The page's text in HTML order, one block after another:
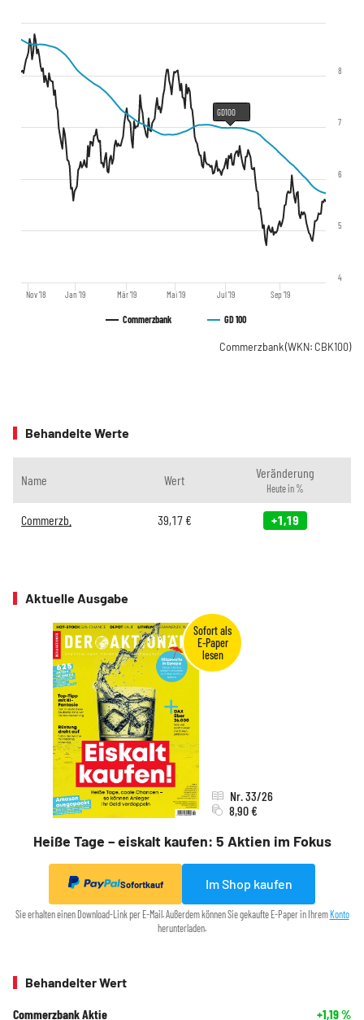
GD100
Commerzbank GD 100
Nov '18 Jan '19 Mär '19 Mai '19 Jul '19 Sep '19
4
5
6
7
8
Commerzbank(WKN: CBK100)
Behandelte Werte
Name Wert Veränderung
Heute in %
Commerzb. 39,17€ +1,19
Aktuelle Ausgabe
Heiße Tage – eiskalt kaufen: 5 Aktien im Fokus
Nr. 33/26
8,90 €
Sofortkauf Im Shop kaufen
Sie erhalten einen Download-Link per E-Mail. Außerdem können Sie gekaufte E-Paper in Ihrem Konto
herunterladen.
Behandelter Wert
Commerzbank Aktie +1,19%